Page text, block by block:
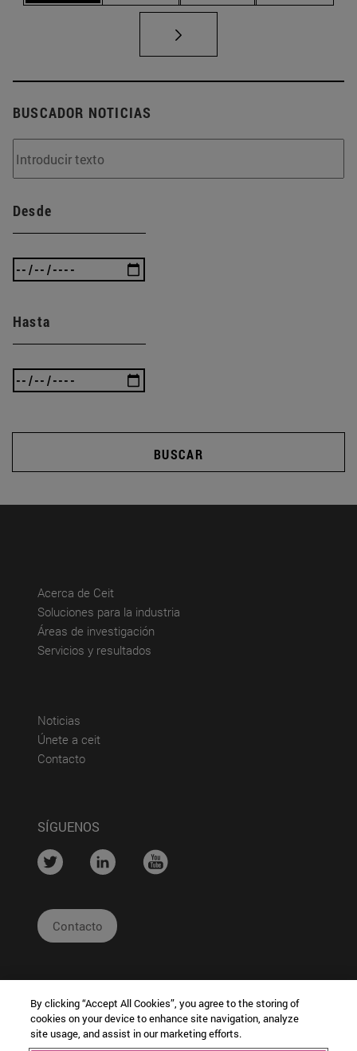
BUSCADOR NOTICIAS
Desde
Hasta
BUSCAR
Acerca de Ceit(abre en nueva ventana)
Soluciones para la industria
Áreas de investigación
Servicios y resultados
Noticias
Únete a ceit(abre en nueva ventana)
Contacto(abre en nueva ventana)
SÍGUENOS
.... .... ....
Contacto
By clicking “Accept All Cookies”, you agree to the storing of
cookies on your device to enhance site navigation, analyze
site usage, and assist in our marketing efforts.